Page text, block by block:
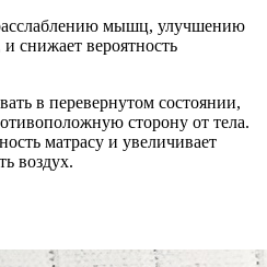
мышц, улучшению
снижает вероятность
в перевернутом состоянии,
сторону от тела.
матрасу и увеличивает
воздух.